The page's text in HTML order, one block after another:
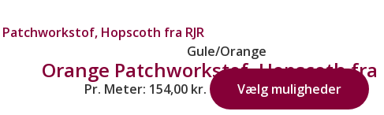
Gule/Orange
Orange Patchworkstof, Hopscoth fra
Pr. Meter: 154,00 kr. Vælg muligheder